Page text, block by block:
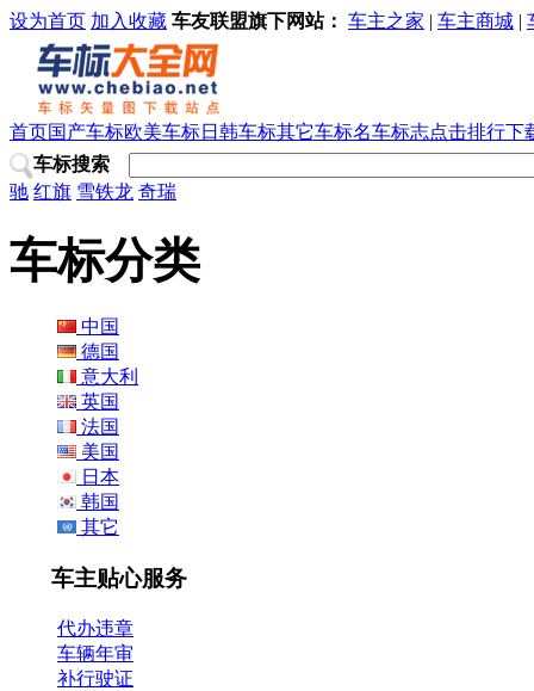
设为首页 加入收藏 车友联盟旗下网站： 车主之家 | 车主商城 |
首页国产车标欧美车标日韩车标其它车标名车标志点击排行下
车标搜索
驰 红旗 雪铁龙 奇瑞
车标分类
中国
德国
意大利
英国
法国
美国
日本
韩国
其它
车主贴心服务
代办违章
车辆年审
补行驶证